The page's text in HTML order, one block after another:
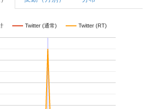
Twitter (通常) Twitter (RT)